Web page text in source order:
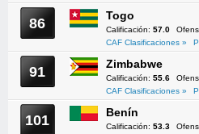
86 Togo
Calificación: 57.0
CAF Clasificaciones »
91 Zimbabwe
Calificación: 55.6
CAF Clasificaciones »
101 Benín
Calificación: 53.3